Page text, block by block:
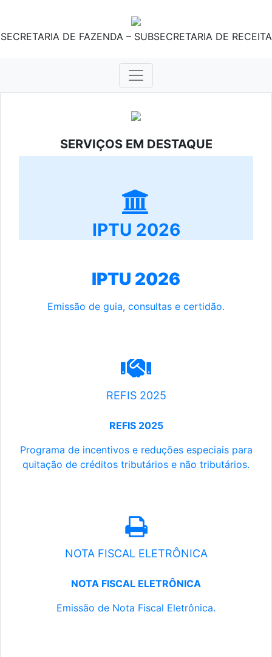
SECRETARIA DE FAZENDA – SUBSECRETARIA DE RECEITA
SERVIÇOS EM DESTAQUE
IPTU 2026
IPTU 2026
Emissão de guia, consultas e certidão.
REFIS 2025
REFIS 2025
Programa de incentivos e reduções especiais para
quitação de créditos tributários e não tributários.
NOTA FISCAL ELETRÔNICA
NOTA FISCAL ELETRÔNICA
Emissão de Nota Fiscal Eletrônica.